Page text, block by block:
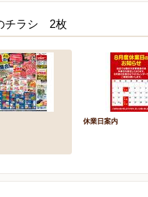
チラシ 2枚
休業日案内